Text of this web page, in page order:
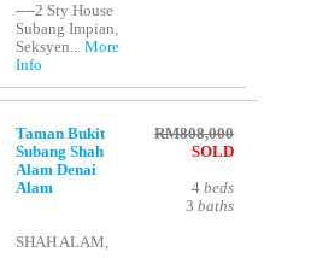
----2 Sty House
Subang Impian,
Seksyen...More
Info
Taman Bukit
Subang Shah
Alam Denai
Alam
SHAH ALAM,
RM808,000
SOLD
4 beds
3 baths